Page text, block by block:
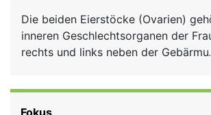
News
Rubriken
Die beiden Eierstöcke (Ovarien)
inneren Geschlechtsorganen der
rechts und links neben der
Fokus